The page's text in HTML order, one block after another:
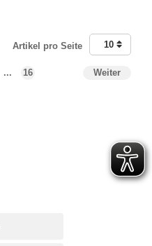
... 16 Weiter
Artikel pro Seite 10